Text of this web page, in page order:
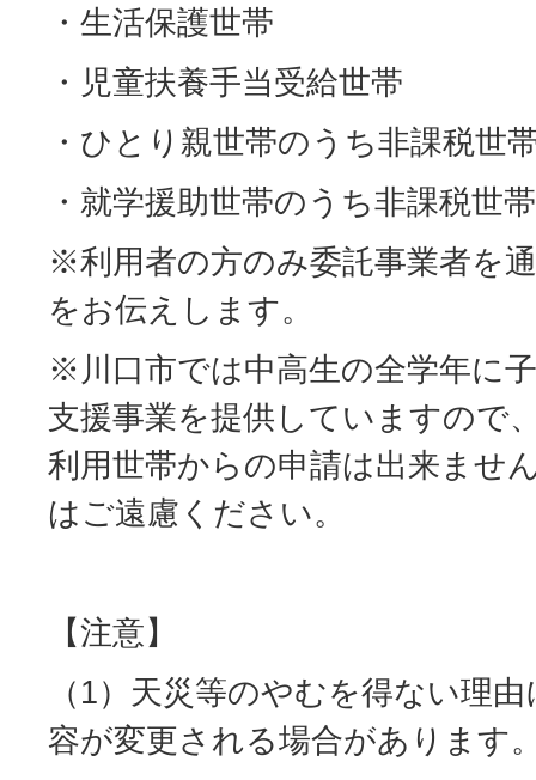
・生活保護世帯
・児童扶養手当受給世帯
・ひとり親世帯のうち非課税世
・就学援助世帯のうち非課税世帯
※利用者の方のみ委託事業者を
をお伝えします。
※川口市では中高生の全学年に
支援事業を提供していますので
利用世帯からの申請は出来ませ
はご遠慮ください。
【注意】
（1）天災等のやむを得ない理
容が変更される場合があります